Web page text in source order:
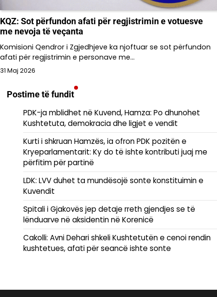
KQZ: Sot përfundon afati për regjistrimin e votuesve
me nevoja të veçanta
Komisioni Qendror i Zgjedhjeve ka njoftuar se sot përfundon
afati për regjistrimin e personave me…
31 Maj 2026
Postime të fundit
PDK-ja mblidhet në Kuvend, Hamza: Po dhunohet
Kushtetuta, demokracia dhe ligjet e vendit
Kurti i shkruan Hamzës, ia ofron PDK pozitën e
Kryeparlamentarit: Ky do të ishte kontributi juaj me
përfitim për partinë
LDK: LVV duhet ta mundësojë sonte konstituimin e
Kuvendit
Spitali i Gjakovës jep detaje rreth gjendjes se të
lënduarve në aksidentin në Korenicë
Cakolli: Avni Dehari shkeli Kushtetutën e cenoi rendin
kushtetues, afati për seancë ishte sonte